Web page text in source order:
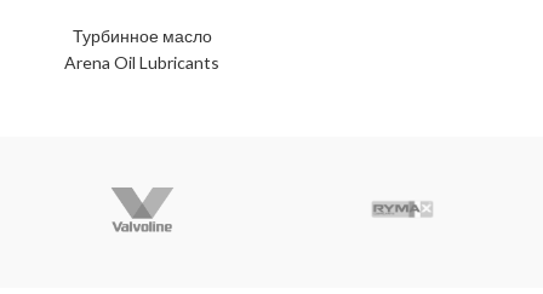
Турбинное масло
Arena Oil Lubricants